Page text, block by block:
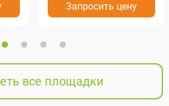
Запросить цену
все площадки